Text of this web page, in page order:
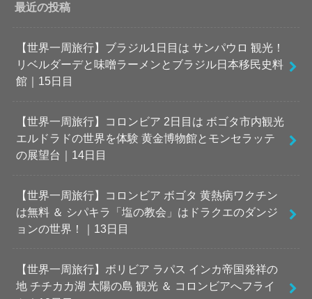
最近の投稿
【世界一周旅行】ブラジル1日目は サンパウロ 観光！
リベルダーデと味噌ラーメンとブラジル日本移民史料
館｜15日目
【世界一周旅行】コロンビア 2日目は ボゴタ市内観光
エルドラドの世界を体験 黄金博物館とモンセラッテ
の展望台｜14日目
【世界一周旅行】コロンビア ボゴタ 黄熱病ワクチン
は無料 ＆ シパキラ「塩の教会」はドラクエのダンジ
ョンの世界！｜13日目
【世界一周旅行】ボリビア ラパス インカ帝国発祥の
地 チチカカ湖 太陽の島 観光 ＆ コロンビアへフライ